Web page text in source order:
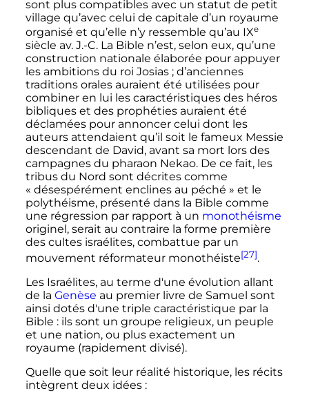
sont plus compatibles avec un statut de petit
village qu’avec celui de capitale d’un royaume
organisé et qu’elle n’y ressemble qu’au IXe
siècle av. J.-C.La Bible n’est, selon eux, qu’une
construction nationale élaborée pour appuyer
les ambitions du roi Josias ; d’anciennes
traditions orales auraient été utilisées pour
combiner en lui les caractéristiques des héros
bibliques et des prophéties auraient été
déclamées pour annoncer celui dont les
auteurs attendaient qu’il soit le fameux Messie
descendant de David, avant sa mort lors des
campagnes du pharaon Nekao. De ce fait, les
tribus du Nord sont décrites comme
« désespérément enclines au péché » et le
polythéisme, présenté dans la Bible comme
une régression par rapport à un monothéisme
originel, serait au contraire la forme première
des cultes israélites, combattue par un
mouvement réformateur monothéiste[27].
Les Israélites, au terme d'une évolution allant
de la Genèse au premier livre de Samuel sont
ainsi dotés d'une triple caractéristique par la
Bible : ils sont un groupe religieux, un peuple
et une nation, ou plus exactement un
royaume (rapidement divisé).
Quelle que soit leur réalité historique, les récits
intègrent deux idées :